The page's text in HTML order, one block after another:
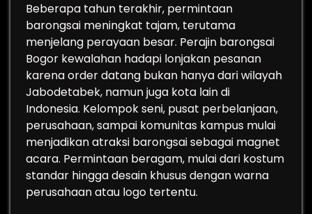
Beberapa tahun terakhir, permintaan
barongsai meningkat tajam, terutama
menjelang perayaan besar. Perajin barongsai
Bogor kewalahan hadapi lonjakan pesanan
karena order datang bukan hanya dari wilayah
Jabodetabek, namun juga kota lain di
Indonesia. Kelompok seni, pusat perbelanjaan,
perusahaan, sampai komunitas kampus mulai
menjadikan atraksi barongsai sebagai magnet
acara. Permintaan beragam, mulai dari kostum
standar hingga desain khusus dengan warna
perusahaan atau logo tertentu.